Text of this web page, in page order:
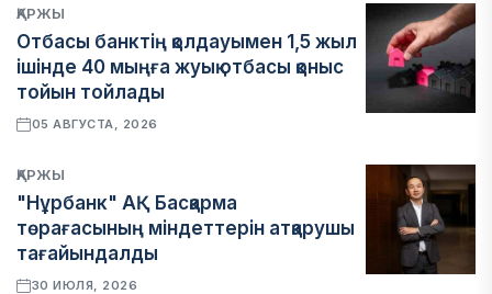
ҚАРЖЫ
Отбасы банктің қолдауымен 1,5 жыл
ішінде 40 мыңға жуық отбасы қоныс
тойын тойлады
05 АВГУСТА, 2026
ҚАРЖЫ
"Нұрбанк" АҚ Басқарма
төрағасының міндеттерін атқарушы
тағайындалды
30 ИЮЛЯ, 2026